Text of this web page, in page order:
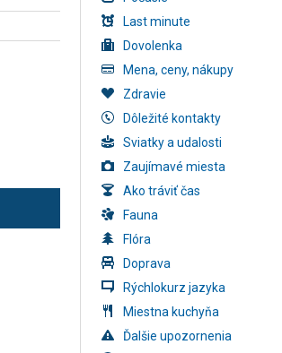
Last minute
Dovolenka
Mena, ceny, nákupy
Zdravie
Dôležité kontakty
Sviatky a udalosti
Zaujímavé miesta
Ako tráviť čas
Fauna
Flóra
Doprava
Rýchlokurz jazyka
Miestna kuchyňa
Ďalšie upozornenia